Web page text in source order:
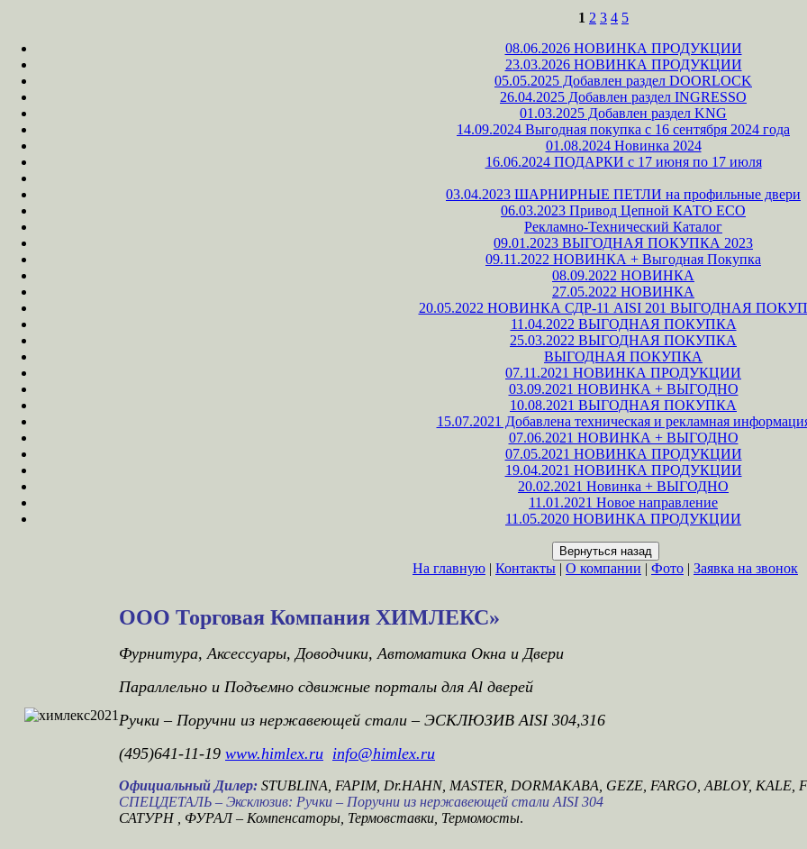
1 2 3 4 5
08.06.2026 НОВИНКА ПРОДУКЦИИ
23.03.2026 НОВИНКА ПРОДУКЦИИ
05.05.2025 Добавлен раздел DOORLOCK
26.04.2025 Добавлен раздел INGRESSO
01.03.2025 Добавлен раздел KNG
14.09.2024 Выгодная покупка с 16 сентября 2024 года
01.08.2024 Новинка 2024
16.06.2024 ПОДАРКИ с 17 июня по 17 июля
03.04.2023 ШАРНИРНЫЕ ПЕТЛИ на профильные двери
06.03.2023 Привод Цепной КАТО ЕСО
Рекламно-Технический Каталог
09.01.2023 ВЫГОДНАЯ ПОКУПКА 2023
09.11.2022 НОВИНКА + Выгодная Покупка
08.09.2022 НОВИНКА
27.05.2022 НОВИНКА
20.05.2022 НОВИНКА СДР-11 AISI 201 ВЫГОДНАЯ
11.04.2022 ВЫГОДНАЯ ПОКУПКА
25.03.2022 ВЫГОДНАЯ ПОКУПКА
ВЫГОДНАЯ ПОКУПКА
07.11.2021 НОВИНКА ПРОДУКЦИИ
03.09.2021 НОВИНКА + ВЫГОДНО
10.08.2021 ВЫГОДНАЯ ПОКУПКА
15.07.2021 Добавлена техническая и рекламная
07.06.2021 НОВИНКА + ВЫГОДНО
07.05.2021 НОВИНКА ПРОДУКЦИИ
19.04.2021 НОВИНКА ПРОДУКЦИИ
20.02.2021 Новинка + ВЫГОДНО
11.01.2021 Новое направление
11.05.2020 НОВИНКА ПРОДУКЦИИ
На главную | Контакты | О компании | Фото | Заявка на звонок
ООО Торговая Компания ХИМЛЕКС»
Фурнитура, Аксессуары, Доводчики, Автоматика Окна и Двери
Параллельно и Подъемно сдвижные порталы для Аl дверей
Ручки – Поручни из нержавеющей стали – ЭСКЛЮЗИВ AISI 304,316
(495)641-11-19 www.himlex.ru info@himlex.ru
Официальный Дилер: STUBLINA, FAPIM, Dr.HAHN, MASTER, DORMAKABA, GEZE, FARGO, ABLOY, KALE,
CПЕЦДЕТАЛЬ – Эксклюзив: Ручки – Поручни из нержавеющей стали AISI 304
САТУРН , ФУРАЛ – Компенсаторы, Термовставки, Термомосты.